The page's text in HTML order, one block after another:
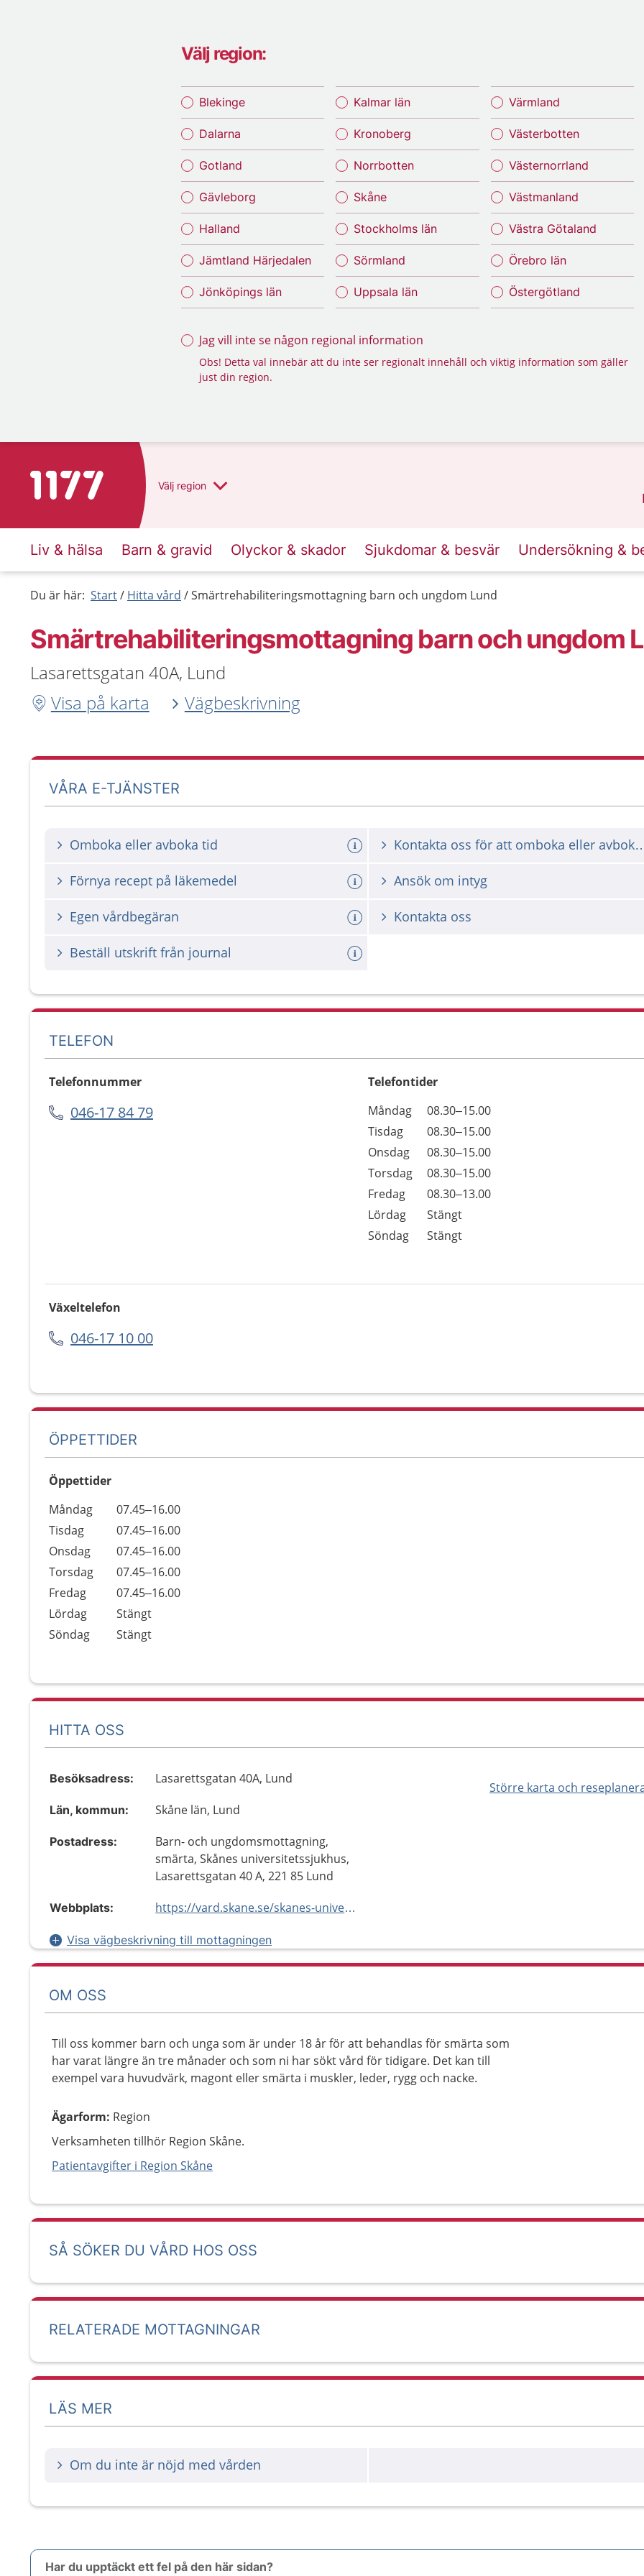
Välj region:
Blekinge
Dalarna
Gotland
Gävleborg
Halland
Jämtland Härjedalen
Jönköpings län
Kalmar län
Kronoberg
Norrbotten
Skåne
Stockholms län
Sörmland
Uppsala län
Värmland
Västerbotten
Västernorrland
Västmanland
Västra Götaland
Örebro län
Östergötland
Jag vill inte se någon regional information
Obs! Detta val innebär att du inte ser regionalt innehåll och viktig information som gäller
just din region.
Till startsidan för 1177 Välj region
Liv & hälsa Barn & gravid Olyckor & skador Sjukdomar & besvär Undersökning &
Du är här: Start Hitta vård Smärtrehabiliteringsmottagning barn och ungdom Lund
Smärtrehabiliteringsmottagning barn och ungdom
Lasarettsgatan 40A, Lund
Visa på karta
Vägbeskrivning
VÅRA E-TJÄNSTER
Omboka eller avboka tid Kontakta oss för
Förnya recept på läkemedel Ansök om intyg
Egen vårdbegäran Kontakta oss
Beställ utskrift från journal
TELEFON
Telefonnummer
046-17 84 79
Telefontider
Dag
Öppettider
Kommentarer
Måndag
08.30–15.00
Tisdag
08.30–15.00
Onsdag
08.30–15.00
Torsdag
08.30–15.00
Fredag
08.30–13.00
Lördag
Stängt
Söndag
Stängt
Växeltelefon
046-17 10 00
ÖPPETTIDER
Öppettider
Dag
Öppettider
Kommentarer
Måndag
07.45–16.00
Tisdag
07.45–16.00
Onsdag
07.45–16.00
Torsdag
07.45–16.00
Fredag
07.45–16.00
Lördag
Stängt
Söndag
Stängt
HITTA OSS
Större karta och
Besöksadress: Lasarettsgatan 40A, Lund
Län, kommun: Skåne län, Lund
Postadress:
Barn- och ungdomsmottagning,
smärta, Skånes universitetssjukhus,
Lasarettsgatan 40 A, 221 85 Lund
Webbplats: https://vard.skane.se/skanes-universitetssjukhus-sus/mottagningar-och-avdelningar/barn--och-ungdomsmottagning-smarta/
Visa vägbeskrivning till mottagningen
OM OSS
Till oss kommer barn och unga som är under 18 år för att behandlas för smärta som
har varat längre än tre månader och som ni har sökt vård för tidigare. Det kan till
exempel vara huvudvärk, magont eller smärta i muskler, leder, rygg och nacke.
Ägarform: Region
Verksamheten tillhör Region Skåne.
Patientavgifter i Region Skåne
SÅ SÖKER DU VÅRD HOS OSS
RELATERADE MOTTAGNINGAR
LÄS MER
Om du inte är nöjd med vården
Har du upptäckt ett fel på den här sidan?